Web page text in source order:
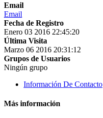
Email
Email
Fecha de Registro
Enero 03 2016 22:45:20
Última Visita
Marzo 06 2016 20:31:12
Grupos de Usuarios
Ningún grupo
Información De Contacto
Más información